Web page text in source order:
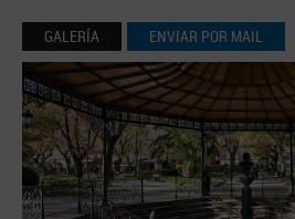
GALERÍA ENVIAR POR MAIL